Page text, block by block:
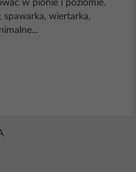
w pionie i poziomie.
wiertarka,